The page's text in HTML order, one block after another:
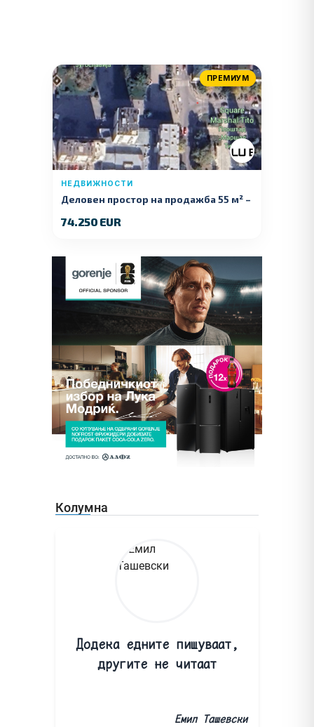
ПРЕМИУМ
НЕДВИЖНОСТИ
Деловен простор на продажба 55 м² –
74.250 EUR
Колумна
Додека едните пишуваат,
другите не читаат
Емил Ташевски